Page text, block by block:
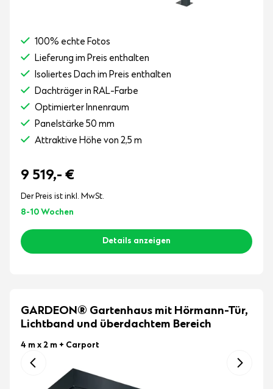
100% echte Fotos
Lieferung im Preis enthalten
Isoliertes Dach im Preis enthalten
Dachträger in RAL-Farbe
Optimierter Innenraum
Panelstärke 50 mm
Attraktive Höhe von 2,5 m
9 519,- €
Der Preis ist inkl. MwSt.
8-10 Wochen
Details anzeigen
GARDEON® Gartenhaus mit Hörmann-Tür,
Lichtband und überdachtem Bereich
4 m x 2 m + Carport